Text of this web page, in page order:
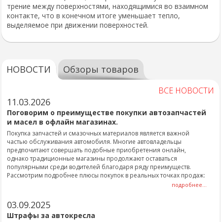
трение между поверхностями, находящимися во взаимном
контакте, что в конечном итоге уменьшает тепло,
выделяемое при движении поверхностей.
НОВОСТИ Обзоры товаров
ВСЕ НОВОСТИ
11.03.2026
Поговорим о преимуществе покупки автозапчастей
и масел в офлайн магазинах.
Покупка запчастей и смазочных материалов является важной
частью обслуживания автомобиля. Многие автовладельцы
предпочитают совершать подобные приобретения онлайн,
однако традиционные магазины продолжают оставаться
популярными среди водителей благодаря ряду преимуществ.
Рассмотрим подробнее плюсы покупок в реальных точках продаж:
подробнее...
03.09.2025
Штрафы за автокресла